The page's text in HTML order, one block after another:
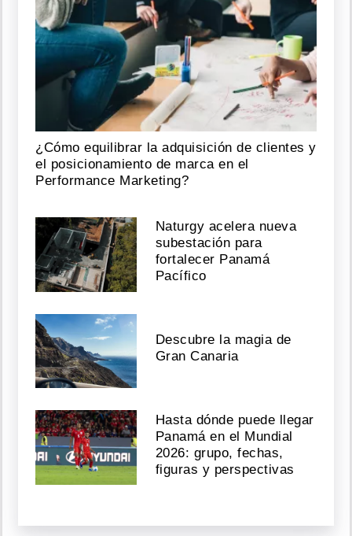
¿Cómo equilibrar la adquisición de clientes y
el posicionamiento de marca en el
Performance Marketing?
Naturgy acelera nueva
subestación para
fortalecer Panamá
Pacífico
Descubre la magia de
Gran Canaria
Hasta dónde puede llegar
Panamá en el Mundial
2026: grupo, fechas,
figuras y perspectivas